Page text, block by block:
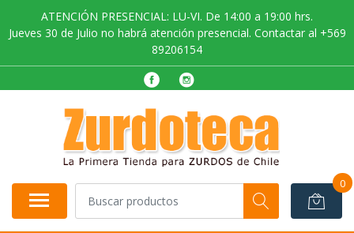
ATENCIÓN PRESENCIAL: LU-VI. De 14:00 a 19:00 hrs.
Jueves 30 de Julio no habrá atención presencial. Contactar al +569
89206154
0